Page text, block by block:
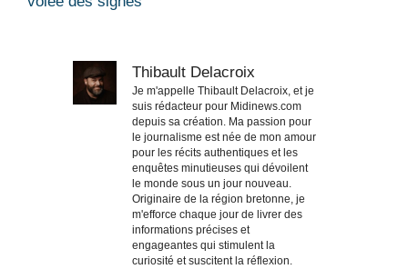
Thibault Delacroix
Je m'appelle Thibault Delacroix, et je
suis rédacteur pour Midinews.com
depuis sa création. Ma passion pour
le journalisme est née de mon amour
pour les récits authentiques et les
enquêtes minutieuses qui dévoilent
le monde sous un jour nouveau.
Originaire de la région bretonne, je
m'efforce chaque jour de livrer des
informations précises et
engageantes qui stimulent la
curiosité et suscitent la réflexion.